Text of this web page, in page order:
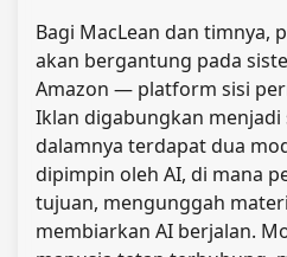
Bagi MacLean dan timnya,
akan bergantung pada
Amazon — platform sisi
Iklan digabungkan menjadi
dalamnya terdapat dua
dipimpin oleh AI, di mana
tujuan, mengunggah
membiarkan AI berjalan.